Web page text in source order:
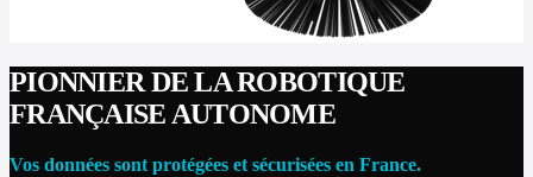
PIONNIER DE LA ROBOTIQUE
FRANÇAISE AUTONOME
Vos données sont protégées et sécurisées en France.